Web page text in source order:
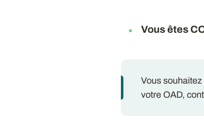
Vous êtes
Vous
votre OAD,